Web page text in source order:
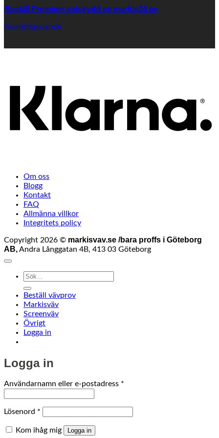
Beställ Premium solskydd av markis24.se
Kunderbjudande
Om oss
Blogg
Kontakt
FAQ
Allmänna villkor
Integritets policy
Copyright 2026 © markisvav.se /bara proffs i Göteborg
AB,Andra Långgatan 4B, 413 03 Göteborg
Sök
Beställ vävprov
Markisväv
Screenväv
Övrigt
Logga in
Logga in
Användarnamn eller e-postadress *
Lösenord *
Kom ihåg mig Logga in